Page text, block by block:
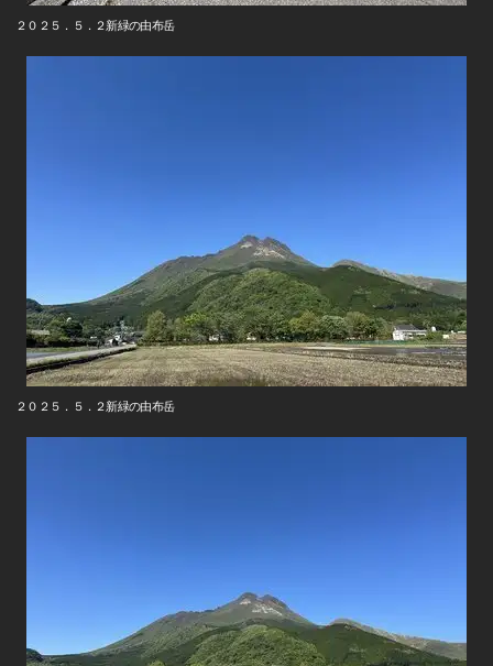
２０２５．５．２新緑の由布岳
２０２５．５．２新緑の由布岳